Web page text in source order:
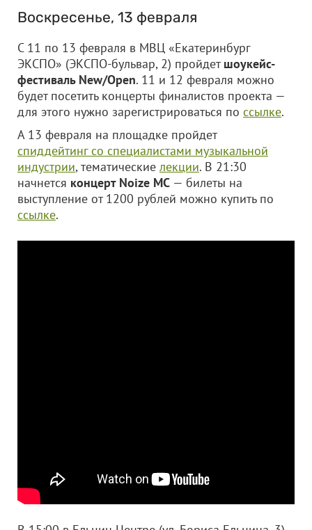
Воскресенье, 13 февраля
С 11 по 13 февраля в МВЦ «Екатеринбург
ЭКСПО» (ЭКСПО-бульвар, 2) пройдетшоукейс-
фестиваль New/Open. 11 и 12 февраля можно
будет посетить концерты финалистов проекта —
для этого нужно зарегистрироваться по ссылке.
А 13 февраля на площадке пройдет
спиддейтинг со специалистами музыкальной
индустрии, тематические лекции. В 21:30
начнется концерт Noize MС — билеты на
выступление от 1200 рублей можно купить по
ссылке.